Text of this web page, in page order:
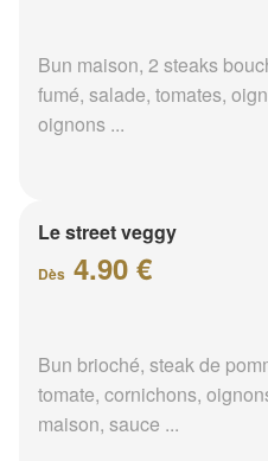
Bun maison, 2 steaks
fumé, salade, tomates,
oignons ...
Le street veggy
Dès 4.90 €
Bun brioché, steak de
tomate, cornichons,
maison, sauce ...